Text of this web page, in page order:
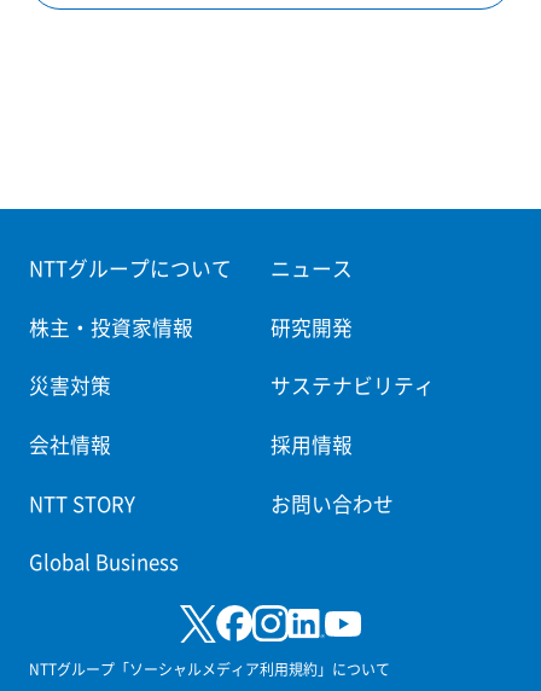
NTTグループについて ニュース
株主・投資家情報 研究開発
災害対策 サステナビリティ
会社情報 採用情報
NTT STORY お問い合わせ
Global Business
NTTグループ「ソーシャルメディア利用規約」について